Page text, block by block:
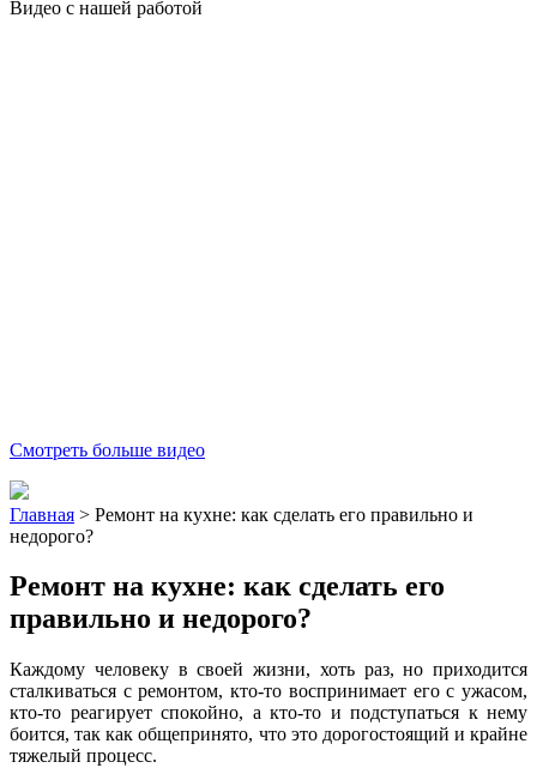
Видео с нашей работой
Смотреть больше видео
Главная > Ремонт на кухне: как сделать его правильно и
недорого?
Ремонт на кухне: как сделать его
правильно и недорого?
Каждому человеку в своей жизни, хоть раз, но приходится
сталкиваться с ремонтом, кто-то воспринимает его с ужасом,
кто-то реагирует спокойно, а кто-то и подступаться к нему
боится, так как общепринято, что это дорогостоящий и крайне
тяжелый процесс.